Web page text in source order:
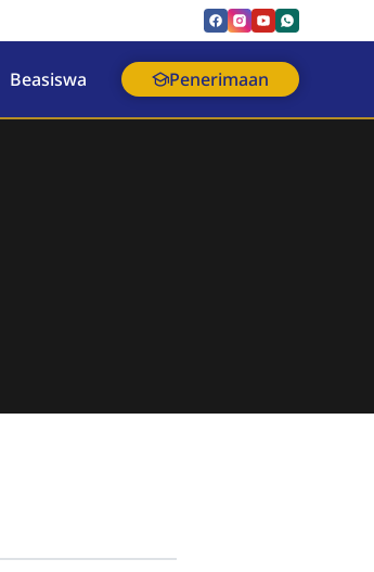
Beasiswa Penerimaan